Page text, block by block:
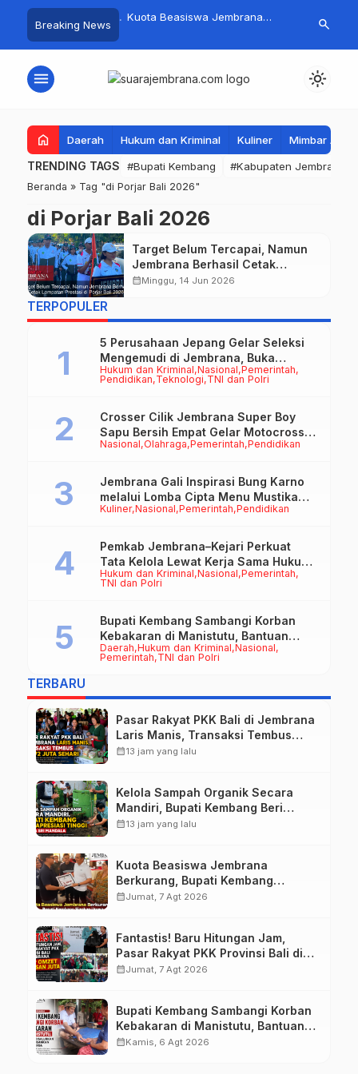
Breaking News
Kembang Beri
Warga Sri
Kuota Beasiswa Jembrana
Siapkan Upaya Penambahan di
Fantastis!
Jembrana
search
menu light_mode
home Daerah Hukum dan Kriminal Kuliner Mimbar
TRENDING TAGS #Bupati Kembang #Kabupaten Jembrana
Beranda » Tag "di Porjar Bali 2026"
di Porjar Bali 2026
Target Belum Tercapai, Namun
Jembrana Berhasil Cetak
Lompatan Prestasi di Porjar Bali
calendar_monthMinggu, 14 Jun 2026
TERPOPULER
Hukum dan Kriminal Nasional Pemerintah
Pendidikan Teknologi TNI dan Polri
5 Perusahaan Jepang Gelar Seleksi
Mengemudi di Jembrana, Buka
Peluang Kerja bagi Calon PMI
Nasional Olahraga Pemerintah Pendidikan
Crosser Cilik Jembrana Super Boy
Sapu Bersih Empat Gelar Motocross
50cc
Kuliner Nasional Pemerintah Pendidikan
Jembrana Gali Inspirasi Bung Karno
melalui Lomba Cipta Menu Mustika
Rasa
Hukum dan Kriminal Nasional Pemerintah
TNI dan Polri
Pemkab Jembrana–Kejari Perkuat
Tata Kelola Lewat Kerja Sama Hukum
Datun
Daerah Hukum dan Kriminal Nasional
Pemerintah TNI dan Polri
Bupati Kembang Sambangi Korban
Kebakaran di Manistutu, Bantuan
Disalurkan untuk Ringankan Beban
TERBARU
Pasar Rakyat PKK Bali di Jembrana
Laris Manis, Transaksi Tembus
Rp.672 Juta Sehari
calendar_month13 jam yang lalu
Kelola Sampah Organik Secara
Mandiri, Bupati Kembang Beri
Apresiasi Tinggi Warga Sri
calendar_month13 jam yang lalu
Kuota Beasiswa Jembrana
Berkurang, Bupati Kembang
Siapkan Upaya Penambahan di
calendar_monthJumat, 7 Agt 2026
Fantastis! Baru Hitungan Jam,
Pasar Rakyat PKK Provinsi Bali di
Jembrana Raup Omzet Ratusan
calendar_monthJumat, 7 Agt 2026
Bupati Kembang Sambangi Korban
Kebakaran di Manistutu, Bantuan
Disalurkan untuk Ringankan Beban
calendar_monthKamis, 6 Agt 2026